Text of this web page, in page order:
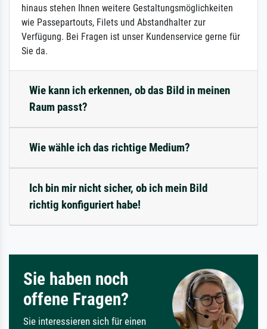
hinaus stehen Ihnen weitere Gestaltungsmöglichkeiten
wie Passepartouts, Filets und Abstandhalter zur
Verfügung. Bei Fragen ist unser Kundenservice gerne für
Sie da.
Wie kann ich erkennen, ob das Bild in meinen
Raum passt?
Wie wähle ich das richtige Medium?
Ich bin mir nicht sicher, ob ich mein Bild
richtig konfiguriert habe!
Sie haben noch
offene Fragen?
Sie interessieren sich für einen